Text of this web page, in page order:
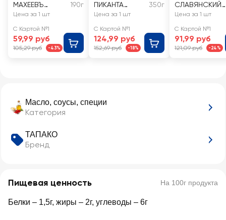
Масло, соусы, специи
Категория
ТАПАКО
Бренд
Пищевая ценность На 100г продукта
Белки – 1,5г, жиры – 2г, углеводы – 6г
МАХЕЕВЪ
Острая
190г
Цена за 1 шт
С Картой №1
59,99 руб
105,29 руб -43%
ПИКАНТА
Домашняя
350г
Цена за 1 шт
С Картой №1
124,99 руб
152,69 руб -18%
СЛАВЯНСКИЙ
ДАР
Цена за 1 шт
С Картой №1
91,99 руб
121,09 руб -24%